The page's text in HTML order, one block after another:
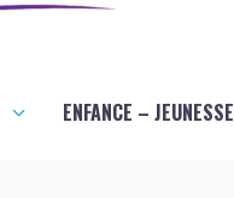
ENFANCE – JEUNESSE